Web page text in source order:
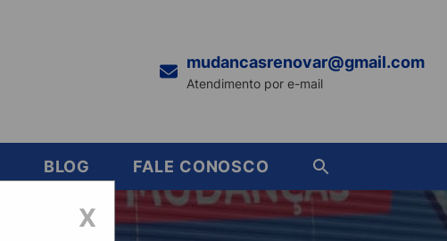
mudancasrenovar@gmail.com
Atendimento por e-mail
BLOG FALE CONOSCO
X